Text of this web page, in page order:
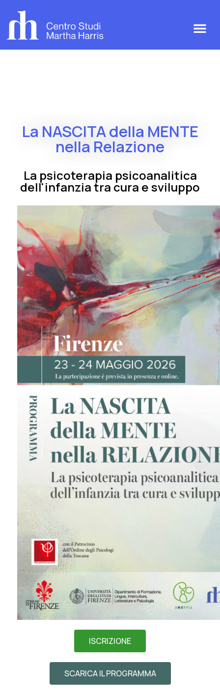
La NASCITA della MENTE
nella Relazione
La psicoterapia psicoanalitica
dell'infanzia tra cura e sviluppo
ISCRIZIONE
SCARICA IL PROGRAMMA